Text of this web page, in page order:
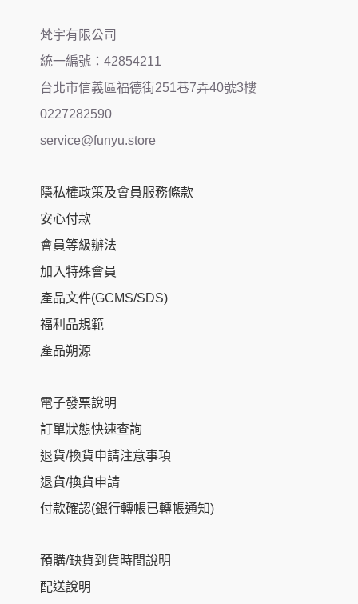
梵宇有限公司
統一編號：42854211
台北市信義區福德街251巷7弄40號3樓
0227282590
service@funyu.store
隱私權政策及會員服務條款
安心付款
會員等級辦法
加入特殊會員
產品文件(GCMS/SDS)
福利品規範
產品朔源
電子發票說明
訂單狀態快速查詢
退貨/換貨申請注意事項
退貨/換貨申請
付款確認(銀行轉帳已轉帳通知)
預購/缺貨到貨時間說明
配送說明